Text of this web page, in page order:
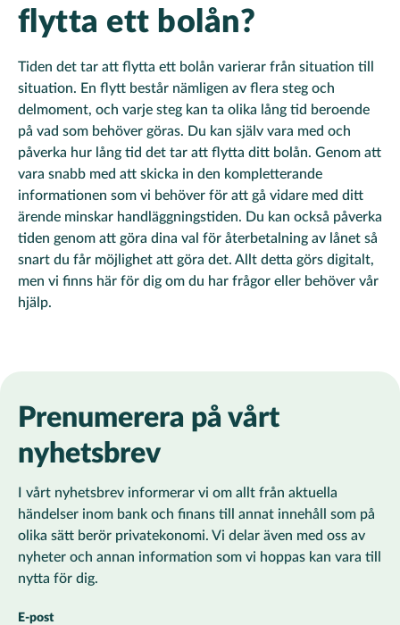
flytta ett bolån?
Tiden det tar att flytta ett bolån varierar från situation till
situation. En flytt består nämligen av flera steg och
delmoment, och varje steg kan ta olika lång tid beroende
på vad som behöver göras. Du kan själv vara med och
påverka hur lång tid det tar att flytta ditt bolån. Genom att
vara snabb med att skicka in den kompletterande
informationen som vi behöver för att gå vidare med ditt
ärende minskar handläggningstiden. Du kan också påverka
tiden genom att göra dina val för återbetalning av lånet så
snart du får möjlighet att göra det. Allt detta görs digitalt,
men vi finns här för dig om du har frågor eller behöver vår
hjälp.
Prenumerera på vårt
nyhetsbrev
I vårt nyhetsbrev informerar vi om allt från aktuella
händelser inom bank och finans till annat innehåll som på
olika sätt berör privatekonomi. Vi delar även med oss av
nyheter och annan information som vi hoppas kan vara till
nytta för dig.
E-post